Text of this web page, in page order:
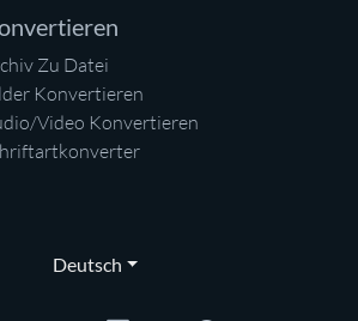
Zu Datei
Konvertieren
Video Konvertieren
Deutsch